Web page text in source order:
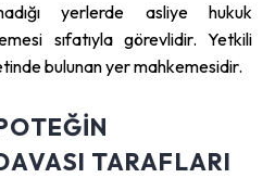
yerlerde asliye hukuk
sıfatıyla görevlidir. Yetkili
bulunan yer mahkemesidir.
TARAFLARI